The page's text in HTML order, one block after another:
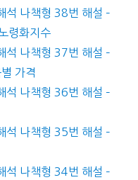
석 나책형 38번 해설 –
령화지수
석 나책형 37번 해설 –
가격
석 나책형 36번 해설 –
석 나책형 35번 해설 –
석 나책형 34번 해설 –